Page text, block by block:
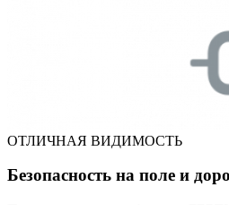
ОТЛИЧНАЯ ВИДИМОСТЬ
Безопасность на поле и